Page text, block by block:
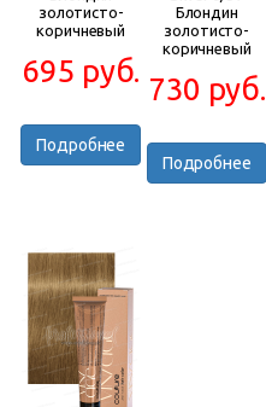
золотисто-
коричневый
695 руб.
Подробнее
Блондин
золотисто-
коричневый
730 руб.
Подробнее